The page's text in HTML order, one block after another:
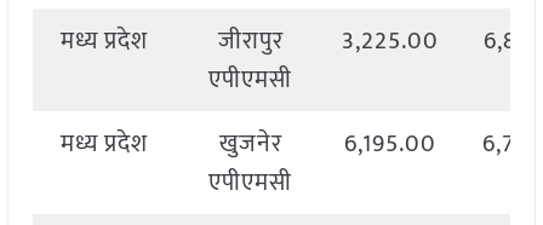
मध्य प्रदेश
जीरापुर
एपीएमसी
3,225.00
मध्य प्रदेश
खुजनेर
एपीएमसी
6,195.00